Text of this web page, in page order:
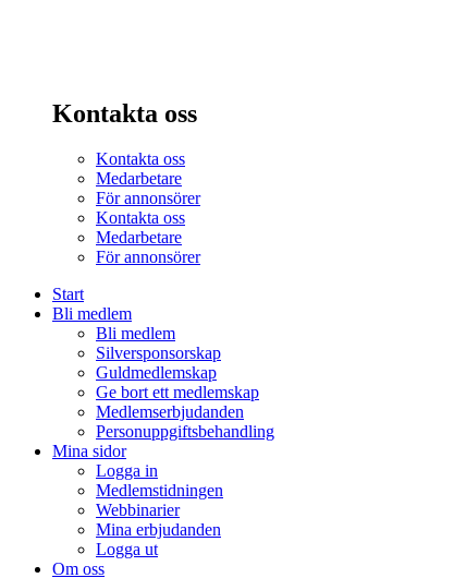
Kontakta oss
Kontakta oss
Medarbetare
För annonsörer
Kontakta oss
Medarbetare
För annonsörer
Start
Bli medlem
Bli medlem
Silversponsorskap
Guldmedlemskap
Ge bort ett medlemskap
Medlemserbjudanden
Personuppgiftsbehandling
Mina sidor
Logga in
Medlemstidningen
Webbinarier
Mina erbjudanden
Logga ut
Om oss